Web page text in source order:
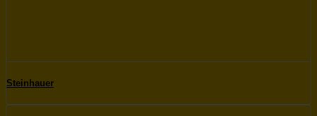
Steinhauer